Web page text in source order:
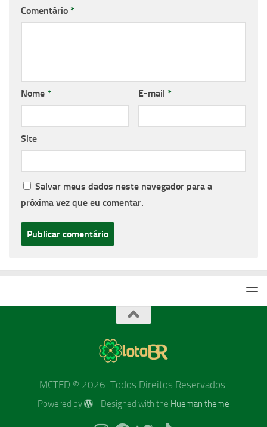
Comentário *
Nome * E-mail *
Site
Salvar meus dados neste navegador para a
próxima vez que eu comentar.
MCTED © 2026. Todos Direitos Reservados.
Powered by - Designed with the Hueman theme